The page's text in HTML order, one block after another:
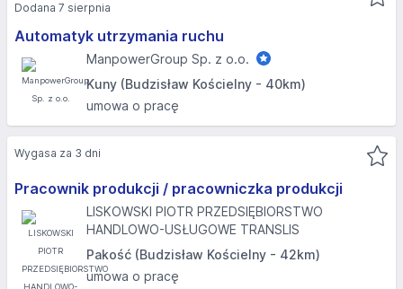
Automatyk utrzymania ruchu
ManpowerGroup Sp. z o.o.
Kuny (Budzisław Kościelny - 40km)
umowa o pracę
Dodana 7 sierpnia
Pracownik produkcji / pracowniczka produkcji
LISKOWSKI PIOTR PRZEDSIĘBIORSTWO
HANDLOWO-USŁUGOWE TRANSLIS
Pakość (Budzisław Kościelny - 42km)
umowa o pracę
Wygasa za 3 dni